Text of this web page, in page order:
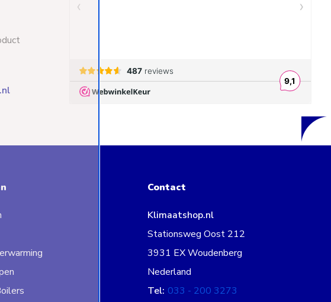
Contact
Klimaatshop.nl
Stationsweg Oost 212
3931 EX Woudenberg
Nederland
Tel: 033 - 200 3273